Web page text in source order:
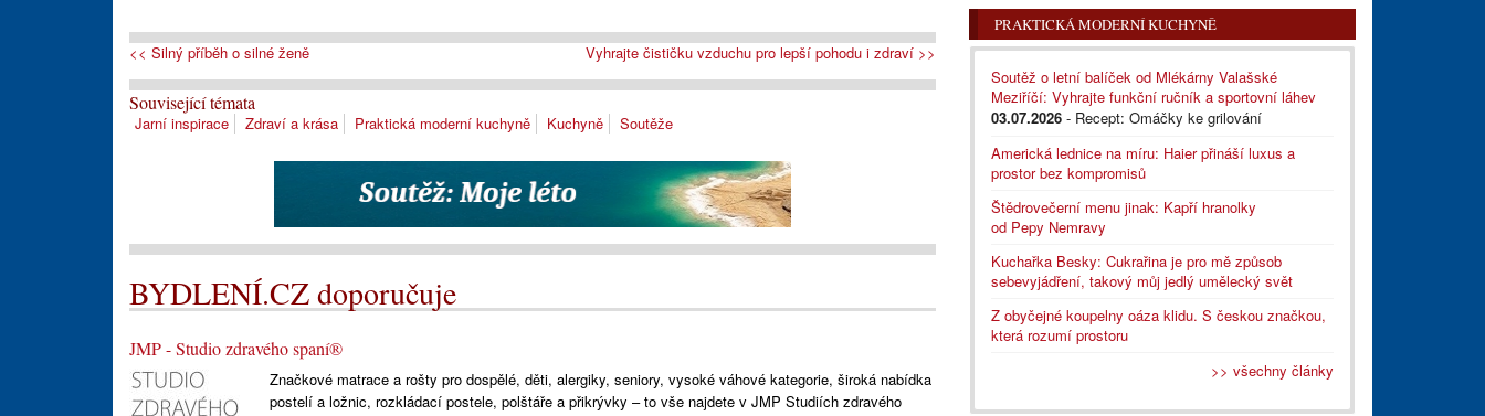
<< Silný příběh o silné ženě Vyhrajte čističku vzduchu pro lepší pohodu i zdraví >>
Související témata
Jarní inspirace Zdraví a krása Praktická moderní kuchyně Kuchyně Soutěže
BYDLENÍ.CZ doporučuje
JMP - Studio zdravého spaní®
Značkové matrace a rošty pro dospělé, děti, alergiky, seniory, vysoké váhové kategorie, široká nabídka
postelí a ložnic, rozkládací postele, polštáře a přikrývky – to vše najdete v JMP Studiích zdravého
PRAKTICKÁ MODERNÍ KUCHYNĚ
Soutěž o letní balíček od Mlékárny Valašské
Meziříčí: Vyhrajte funkční ručník a sportovní láhev
03.07.2026 - Recept: Omáčky ke grilování
Americká lednice na míru: Haier přináší luxus a
prostor bez kompromisů
Štědrovečerní menu jinak: Kapří hranolky
od Pepy Nemravy
Kuchařka Besky: Cukrařina je pro mě způsob
sebevyjádření, takový můj jedlý umělecký svět
Z obyčejné koupelny oáza klidu. S českou značkou,
která rozumí prostoru
>> všechny články